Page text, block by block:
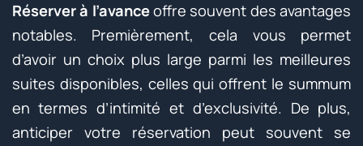
Réserver à l’avanceoffre souvent des avantages
notables. Premièrement, cela vous permet
d’avoir un choix plus large parmi les meilleures
suites disponibles, celles qui offrent le summum
en termes d’intimité et d’exclusivité. De plus,
anticiper votre réservation peut souvent se